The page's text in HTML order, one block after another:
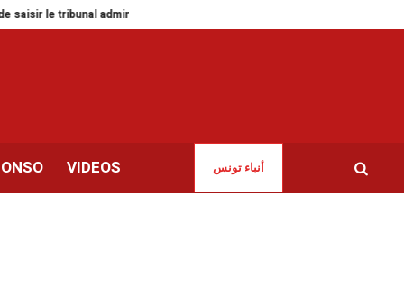
le tribunal administratif
VIDEOS أنباء تونس